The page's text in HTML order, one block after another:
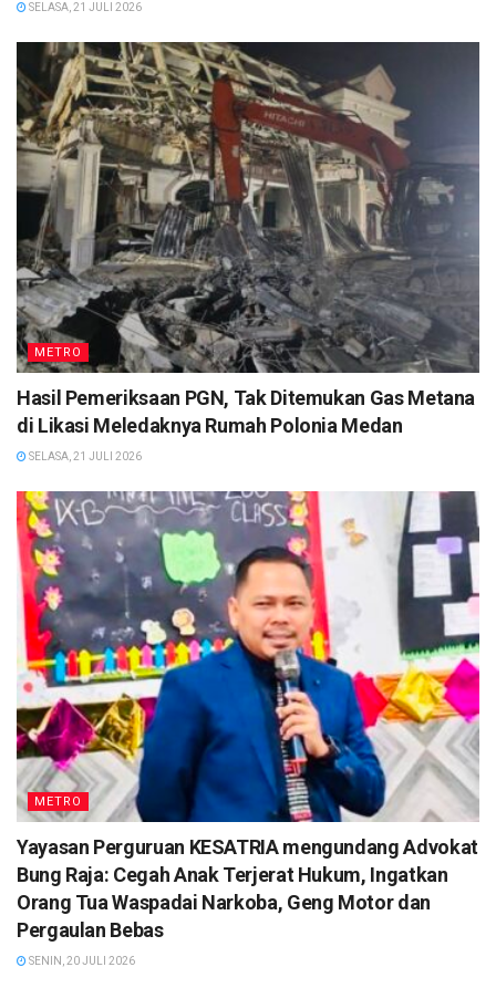
SELASA, 21 JULI 2026
METRO
Hasil Pemeriksaan PGN, Tak Ditemukan Gas Metana
di Likasi Meledaknya Rumah Polonia Medan
SELASA, 21 JULI 2026
METRO
Yayasan Perguruan KESATRIA mengundang Advokat
Bung Raja: Cegah Anak Terjerat Hukum, Ingatkan
Orang Tua Waspadai Narkoba, Geng Motor dan
Pergaulan Bebas
SENIN, 20 JULI 2026